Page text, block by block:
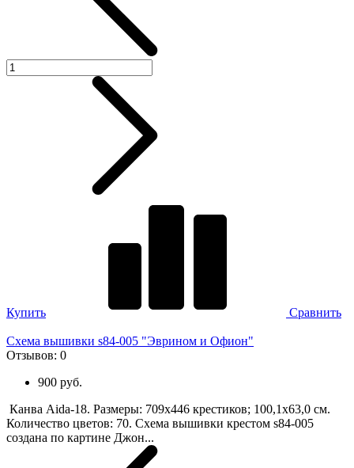
Купить Сравнить
Схема вышивки s84-005 "Эврином и Офион"
Отзывов: 0
900 руб.
Канва Aida-18. Размеры: 709х446 крестиков; 100,1х63,0 см.
Количество цветов: 70. Схема вышивки крестом s84-005
создана по картине Джон...